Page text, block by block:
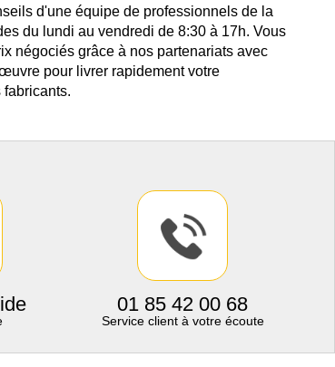
d'une équipe de professionnels de la
du lundi au vendredi de 8:30 à 17h. Vous
négociés grâce à nos partenariats avec
pour livrer rapidement votre
fabricants.
01 85 42 00 68
Service client à votre écoute